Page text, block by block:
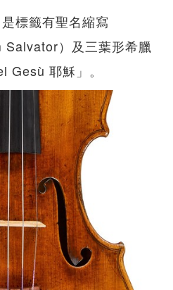
標籤有聖名縮寫
）及三葉形希臘
Gesù 耶穌」。